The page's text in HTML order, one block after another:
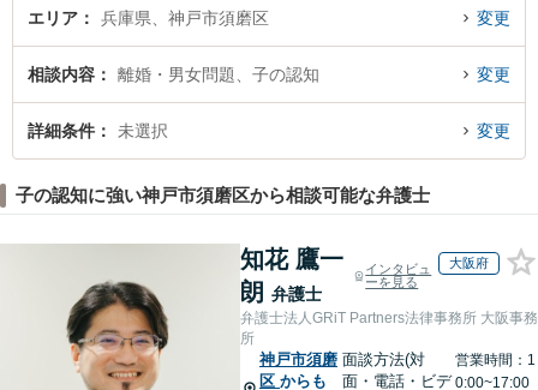
ロフィール情報や弁護士費用、強みなどが注目されています。『神戸市須磨区
談無料で子の認知を法律相談できる神戸市須磨区内の弁護士に相談予約した
い』などでお困りの相談者さんにおすすめです。
エリア 兵庫県、神戸市須磨区 変更
相談内容 離婚・男女問題、子の認知 変更
詳細条件 未選択 変更
子の認知に強い神戸市須磨区から相談可能な弁護士
知花 鷹一
朗 弁護士
インタビュ
ーを見る
大阪府
弁護士法人GRiT Partners法律事務所 大阪事務
所
神戸市須磨
区 からも
面談方法(対
面・電話・ビデ
営業時間：1
0:00~17:00